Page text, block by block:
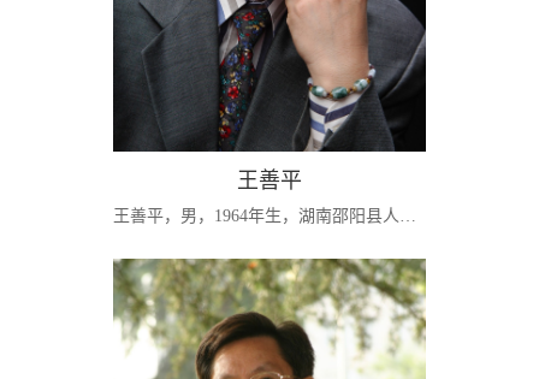
王善平
王善平，男，1964年生，湖南邵阳县人，会计学教授（二级），管理学博士，民建会员。现任湖南师范大学副校长（2010.1—），湖南师范大学经济法学、统计学博士生导师，工商管理学科带头人。兼任湖南省人大常委会委员、湖南大学会计学博士生导师、中国会计学会理事，湖南省会计学会副会长，湖南省金融会计学会副会长等职。湖南省重点学科（会计学科）、重点人文社科研究基地《风险导向审计研究》、精品课程《审计研究》、《基础会计学》...